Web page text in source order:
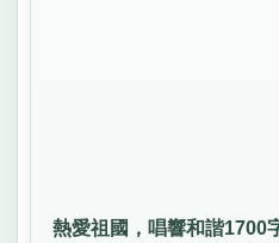
熱愛祖國，唱響和諧1700